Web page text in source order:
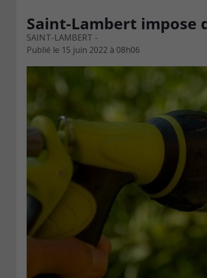
Saint-Lambert impose
SAINT-LAMBERT -
Publié le 15 juin 2022 à 08h06